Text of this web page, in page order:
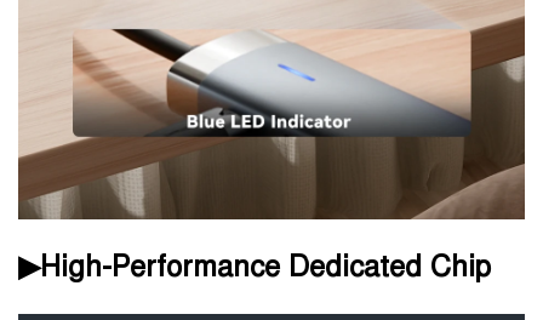
▶High-Performance Dedicated Chip